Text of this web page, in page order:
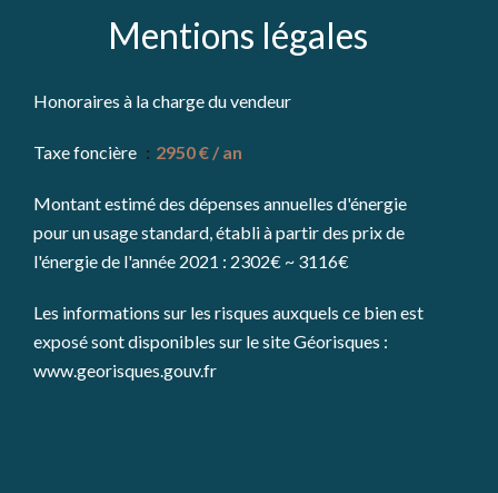
Mentions légales
Honoraires à la charge du vendeur
Taxe foncière 2950 € / an
Montant estimé des dépenses annuelles d'énergie
pour un usage standard, établi à partir des prix de
l'énergie de l'année 2021 : 2302€ ~ 3116€
Les informations sur les risques auxquels ce bien est
exposé sont disponibles sur le site Géorisques :
www.georisques.gouv.fr